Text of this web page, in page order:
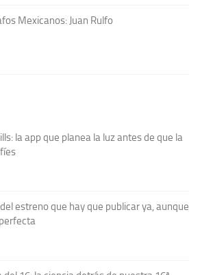
Mexicanos: Juan Rulfo
la app que planea la luz antes de que la
estreno que hay que publicar ya, aunque